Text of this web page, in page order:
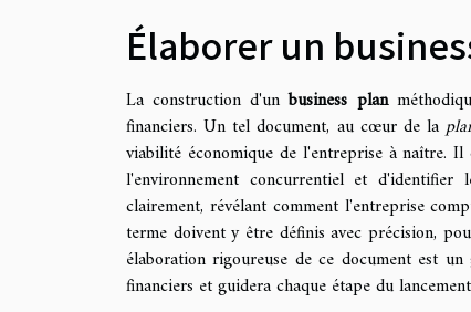
Élaborer un
La construction d'unbusiness plan
financiers. Un tel document, au cœur de la
viabilité économique de l'entreprise à naître.
l'environnement concurrentiel et
clairement, révélant comment l'entreprise
terme doivent y être définis avec précision,
élaboration rigoureuse de ce document est
financiers et guidera chaque étape du